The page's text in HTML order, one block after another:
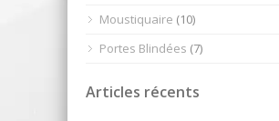
Moustiquaire (10)
Portes Blindées (7)
Articles récents